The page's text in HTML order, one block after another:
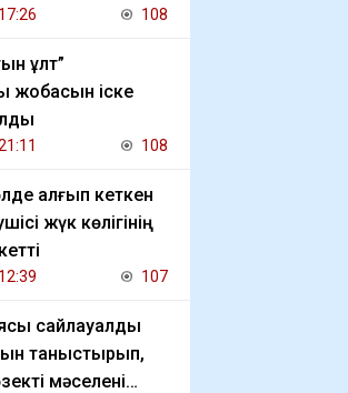
108
ұлт”
жобасын іске
108
қалғып кеткен
жүк көлігінің
107
сайлауалды
таныстырып,
мәселені